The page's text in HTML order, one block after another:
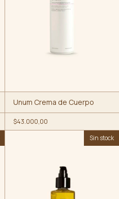
Unum Crema de Cuerpo
$43.000,00
Sin stock